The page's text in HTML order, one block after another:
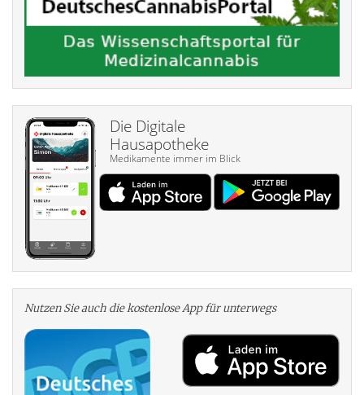
Die Digitale
Hausapotheke
Medikamente immer im Blick
Nutzen Sie auch die kosten­lose App für unterwegs